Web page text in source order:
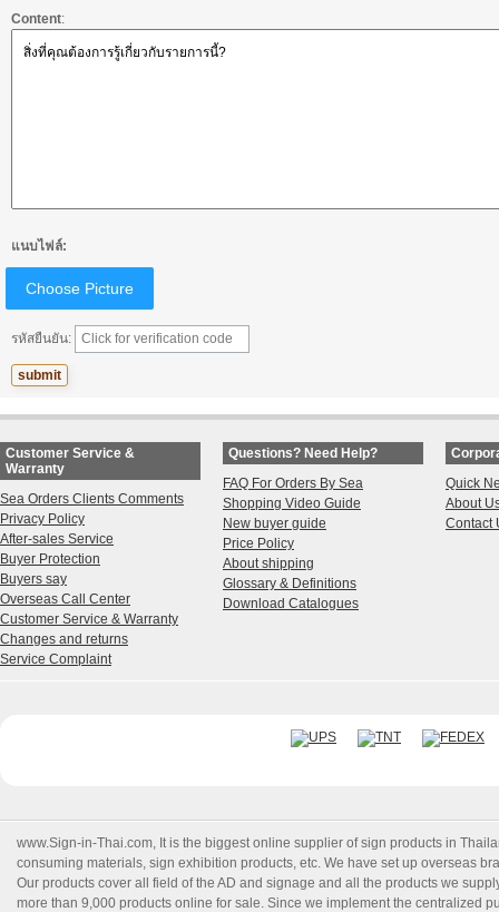
Content:
แนบไฟล์:
Choose Picture
รหัสยืนยัน:
Customer Service &
Warranty
Sea Orders Clients Comments
Privacy Policy
After-sales Service
Buyer Protection
Buyers say
Overseas Call Center
Customer Service & Warranty
Changes and returns
Service Complaint
Questions? Need Help?
FAQ For Orders By Sea
Shopping Video Guide
New buyer guide
Price Policy
About shipping
Glossary & Definitions
Download Catalogues
Quick
About
Contact
www.Sign-in-Thai.com, It is the biggest online supplier of sign products in
consuming materials, sign exhibition products, etc. We have set up overseas
Our products cover all field of the AD and signage and all the products we
more than 9,000 products online for sale. Since we implement the centralized